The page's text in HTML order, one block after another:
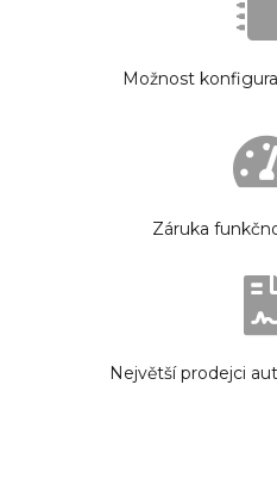
Možnost
Záruka
Největší prodejci